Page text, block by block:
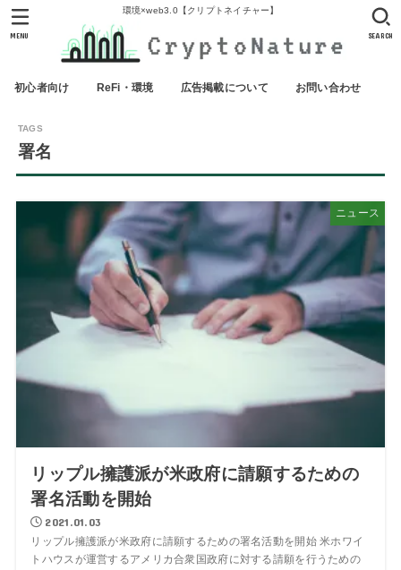
環境×web3.0【クリプトネイチャー】
初心者向け ReFi・環境 広告掲載について お問い合わせ
SEARCH
MENU
署名
ニュース
リップル擁護派が米政府に請願するための
署名活動を開始
2021.01.03
リップル擁護派が米政府に請願するための署名活動を開始 米ホワイ
トハウスが運営するアメリカ合衆国政府に対する請願を行うための